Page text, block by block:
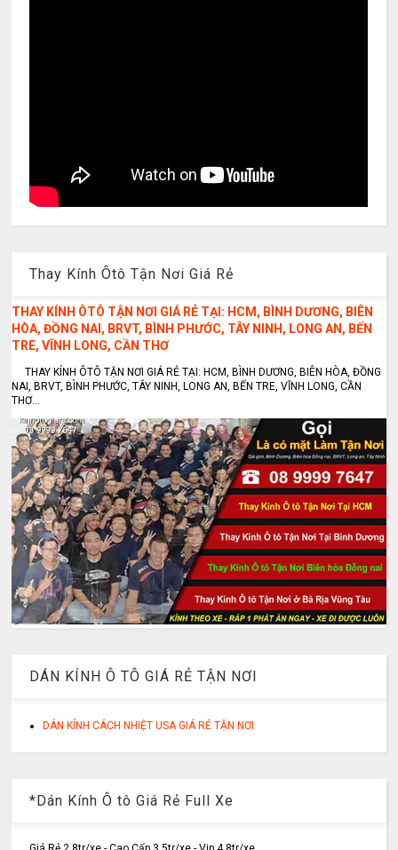
Thay Kính Ôtô Tận Nơi Giá Rẻ
THAY KÍNH ÔTÔ TẬN NƠI GIÁ RẺ TẠI: HCM, BÌNH DƯƠNG, BIÊN
HÒA, ĐỒNG NAI, BRVT, BÌNH PHƯỚC, TÂY NINH, LONG AN, BẾN
TRE, VĨNH LONG, CẦN THƠ
THAY KÍNH ÔTÔ TẬN NƠI GIÁ RẺ TẠI: HCM, BÌNH DƯƠNG, BIÊN HÒA, ĐỒNG
NAI, BRVT, BÌNH PHƯỚC, TÂY NINH, LONG AN, BẾN TRE, VĨNH LONG, CẦN
THƠ...
DÁN KÍNH Ô TÔ GIÁ RẺ TẬN NƠI
DÁN KÍNH CÁCH NHIỆT USA GIÁ RẺ TẬN NƠI
*Dán Kính Ô tô Giá Rẻ Full Xe